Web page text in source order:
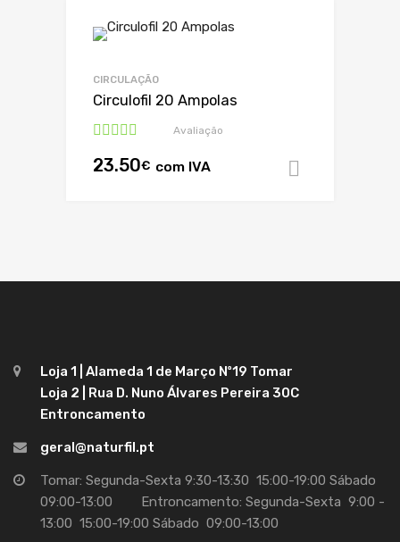
CIRCULAÇÃO
Circulofil 20 Ampolas
5.00de 5
Avaliação
23.50€ com IVA
Loja 1 | Alameda 1 de Março Nº19 Tomar
Loja 2 | Rua D. Nuno Álvares Pereira 30C
Entroncamento
geral@naturfil.pt
Tomar: Segunda-Sexta 9:30-13:30 15:00-19:00 Sábado
09:00-13:00 Entroncamento: Segunda-Sexta 9:00 -
13:00 15:00-19:00 Sábado 09:00-13:00